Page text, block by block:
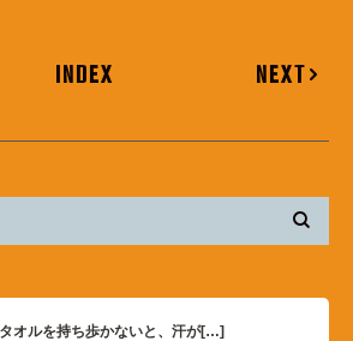
INDEX NEXT
オルを持ち歩かないと、汗が[…]